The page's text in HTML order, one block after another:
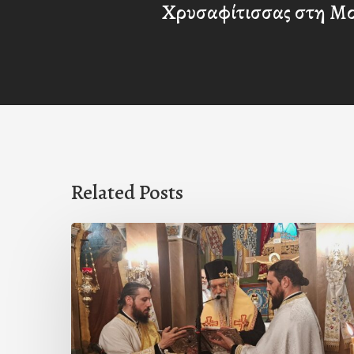
Χρυσαφίτισσας στη
Related Posts
Ιερά
Παράκληση
στον
Ι.Ν.
Κοιμήσεως